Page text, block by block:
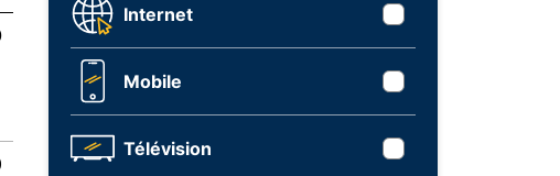
Internet
Mobile
Télévision